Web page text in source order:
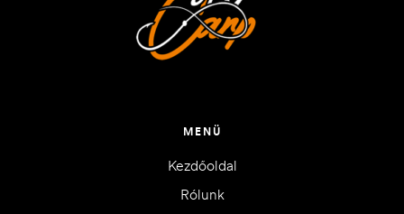
MENÜ
Kezdőoldal
Rólunk